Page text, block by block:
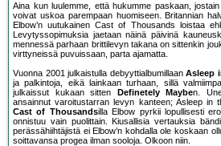
Aina kun luulemme, että hukumme paskaan,
voivat uskoa parempaan huomiseen. Britannian
Elbow’n uutukainen Cast of Thousands loistaa
Levytyssopimuksia jaetaan näinä päivinä
mennessä parhaan brittilevyn takana on sittenkin
virttyneissä puvuissaan, parta ajamatta.
Vuonna 2001 julkaistulla debyyttialbumillaan Asleep
ja palkintoja, eikä lainkaan turhaan, sillä
julkaissut kukaan sitten
Definetely Mayben.
ansainnut varoitustarran levyn kanteen; Asleep in
Cast of Thousandsilla Elbow pyrkii lopullisesti
onnistuu vain puolittain. Kiusallisia vertauksia
perässähiihtäjistä ei Elbow’n kohdalla ole koskaan
soittavansa progea ilman sooloja. Olkoon niin.